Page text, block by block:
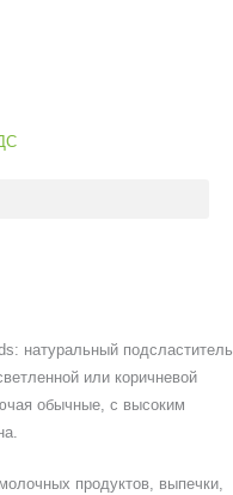
натуральный подсластитель
или коричневой
обычные, с высоким
продуктов, выпечки,